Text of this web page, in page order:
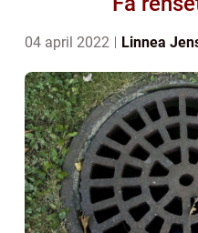
04 april 2022 Linnea